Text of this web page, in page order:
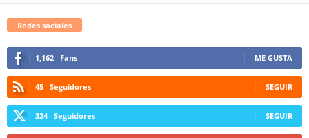
Redes sociales
1,162 Fans ME GUSTA
45 Seguidores SEGUIR
324 Seguidores SEGUIR